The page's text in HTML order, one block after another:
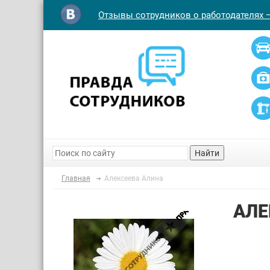
Отзывы сотрудников о
Найти
Главная Алексеева Алина